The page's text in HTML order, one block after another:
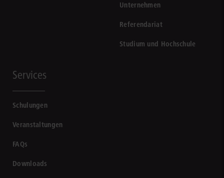
Unternehmen
Referendariat
Studium und Hochschule
Services
Schulungen
Veranstaltungen
FAQs
Downloads